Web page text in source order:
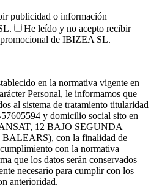
publicidad o información
He leído y no acepto recibir
de IBIZEA SL.
en la normativa vigente en
Personal, le informamos que
al sistema de tratamiento titularidad
y domicilio social sito en
12 BAJO SEGUNDA
con la finalidad de
con la normativa
que los datos serán conservados
necesario para cumplir con los
anterioridad.